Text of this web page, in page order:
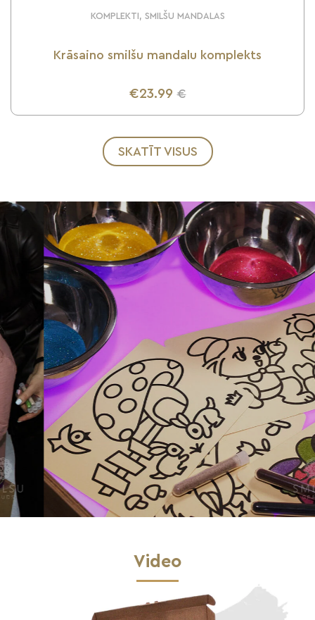
KOMPLEKTI, SMILŠU MANDALAS
Krāsaino smilšu mandalu komplekts
€23.99 €
UZZINI VAIRĀK
SKATĪT VISUS
Video